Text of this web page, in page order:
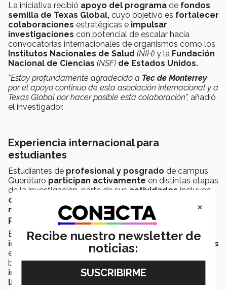
La iniciativa recibió apoyo del programa de fondos
semilla de Texas Global, cuyo objetivo es fortalecer
colaboraciones estratégicas e impulsar
investigaciones con potencial de escalar hacia
convocatorias internacionales de organismos como los
Institutos Nacionales de Salud (NIH) y la Fundación
Nacional de Ciencias (NSF) de Estados Unidos.
"Estoy profundamente agradecido a Tec de Monterrey
por el apoyo continuo de esta asociación internacional y a
Texas Global por hacer posible esta colaboración", añadió
el investigador.
Experiencia internacional para
estudiantes
Estudiantes de profesional y posgrado de campus
Querétaro participan activamente en distintas etapas
de la investigación, parte de sus actividades incluyen
cultivos celulares, caracterización de
nanopartículas, análisis moleculares y
procesamiento de datos experimentales.
En palabras de Paul,participar en una colaboración
internacional
de este nivel les permite
competencias
en
áreas emergentescomo nanomedicina,
biotecnología y medicina de precisión, además de
interactuar
investigadoresde
líderes a nivel mundial.
×
Recibe nuestro newsletter de
noticias: